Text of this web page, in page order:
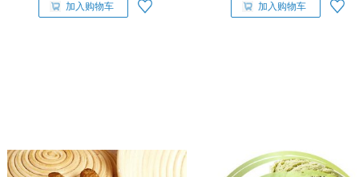
加入购物车 加入购物车